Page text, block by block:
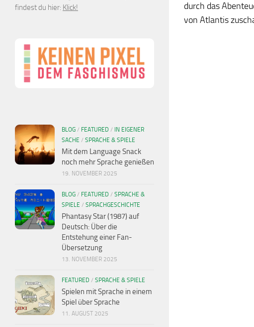
durch das
von Atlantis
findest du hier: Klick!
BLOG / FEATURED / IN EIGENER
SACHE / SPRACHE & SPIELE
Mit dem Language Snack
noch mehr Sprache genießen
19. NOVEMBER 2025
BLOG / FEATURED / SPRACHE &
SPIELE / SPRACHGESCHICHTE
Phantasy Star (1987) auf
Deutsch: Über die
Entstehung einer Fan-
Übersetzung
13. NOVEMBER 2025
FEATURED / SPRACHE & SPIELE
Spielen mit Sprache in einem
Spiel über Sprache
11. AUGUST 2025